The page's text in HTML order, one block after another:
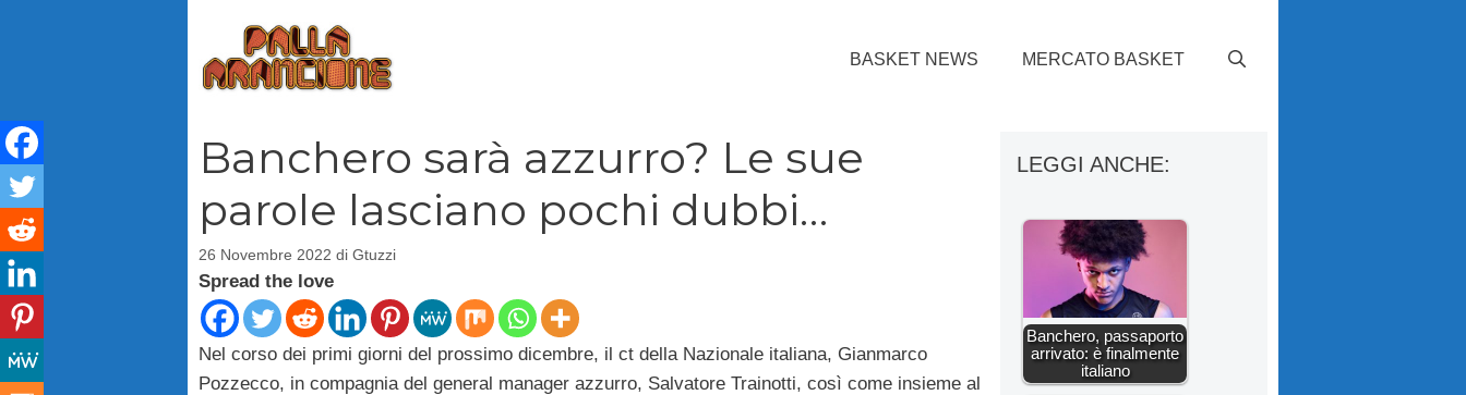
BASKET NEWS MERCATO BASKET
Banchero sarà azzurro? Le sue
parole lasciano pochi dubbi…
26 Novembre 2022 di Gtuzzi
Spread the love
Nel corso dei primi giorni del prossimo dicembre, il ct della Nazionale italiana, Gianmarco
Pozzecco, in compagnia del general manager azzurro, Salvatore Trainotti, così come insieme al
LEGGI ANCHE:
Banchero, passaporto
arrivato: è finalmente
italiano